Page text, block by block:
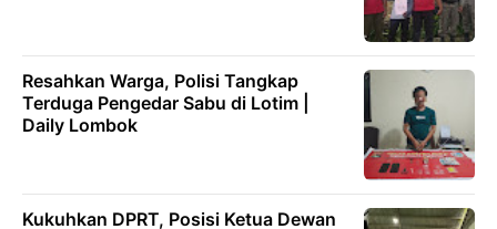
Resahkan Warga, Polisi Tangkap
Terduga Pengedar Sabu di Lotim |
Daily Lombok
Kukuhkan DPRT, Posisi Ketua Dewan